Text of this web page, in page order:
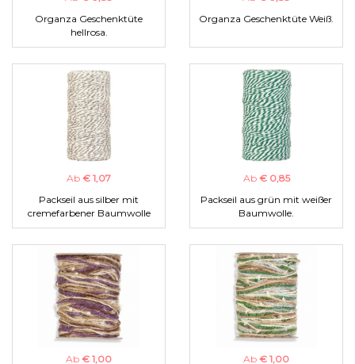
Organza Geschenktüte
hellrosa.
Organza Geschenktüte Weiß.
Ab € 1,07
Packseil aus silber mit
cremefarbener Baumwolle
Ab € 0,85
Packseil aus grün mit weißer
Baumwolle.
Ab € 1,00 Ab € 1,00